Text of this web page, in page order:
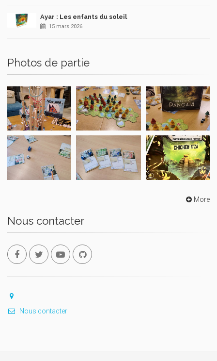
Ayar : Les enfants du soleil
15 mars 2026
Photos de partie
More
Nous contacter
Nous contacter